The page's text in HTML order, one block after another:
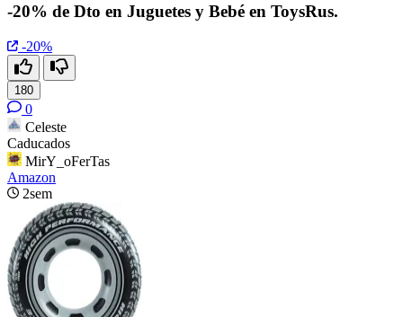
-20% de Dto en Juguetes y Bebé en ToysRus.
-20%
180
0
Celeste
Caducados
MirY_oFerTas
Amazon
2sem